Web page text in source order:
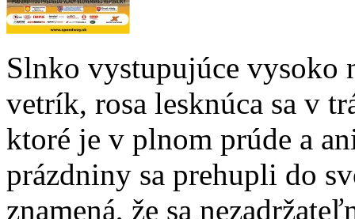
Slnko vystupujúce vysoko
vetrík, rosa lesknúca sa v
ktoré je v plnom prúde a
prázdniny sa prehupli do
znamená, že sa